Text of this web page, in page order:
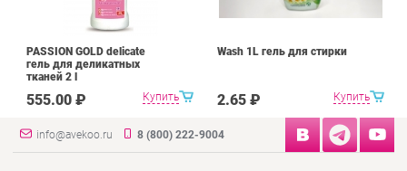
Купить
PASSION GOLD delicate
гель для деликатных
тканей 2 l
555.00 ₽ Купить
Wash 1L гель для стирки
2.65 ₽
info@avekoo.ru 8 (800) 222-9004